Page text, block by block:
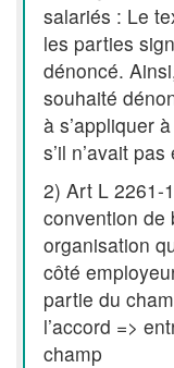
salariés : Le
les parties
dénoncé.
souhaité
à s’appliquer
s’il n’avait
2) Art L 2261-
convention de
organisation
côté
partie du
l’accord =>
champ